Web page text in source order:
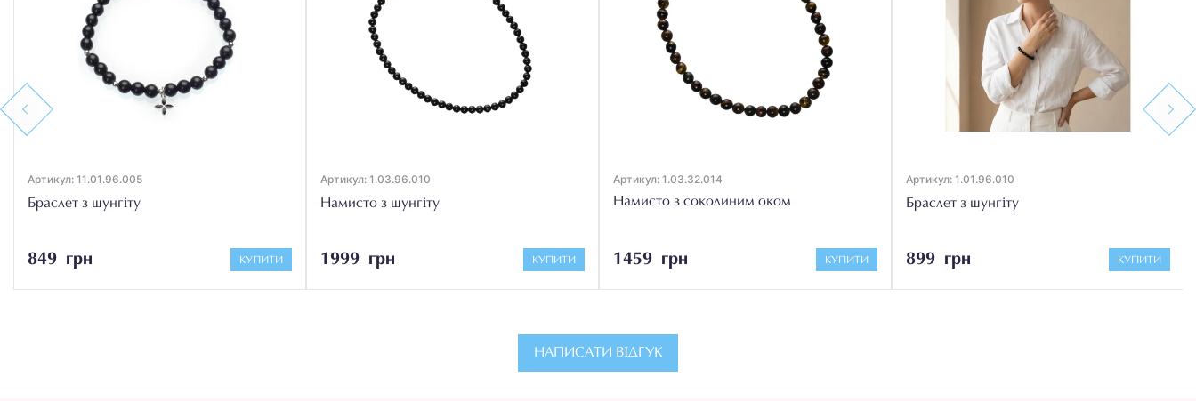
Previous
Артикул: 11.01.96.005
Браслет з шунгіту
849 грн КУПИТИ
Артикул: 1.03.96.010
Намисто з шунгіту
1999 грн КУПИТИ
Артикул: 1.03.32.014
Намисто з соколиним оком
1459 грн КУПИТИ
Артикул: 1.01.96.010
Браслет з шунгіту
899 грн КУПИТИ
Next
НАПИСАТИ ВІДГУК